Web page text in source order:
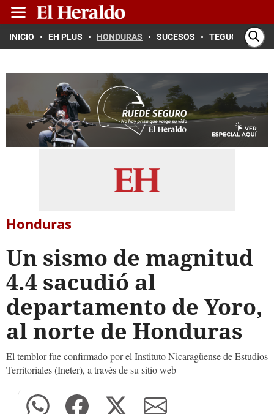
INICIO EH PLUS HONDURAS SUCESOS TEGUCIGALPA
Honduras
Un sismo de magnitud
4.4 sacudió al
departamento de Yoro,
al norte de Honduras
El temblor fue confirmado por el Instituto Nicaragüense de Estudios
Territoriales (Ineter), a través de su sitio web